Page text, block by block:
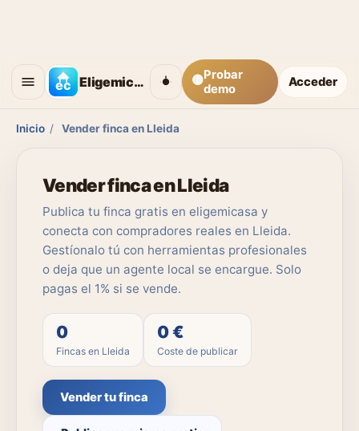
Eligemicasa 🟡Probar
demo
Acceder
Inicio / Vender finca en Lleida
Vender finca en Lleida
Publica tu finca gratis en eligemicasa y
conecta con compradores reales en Lleida.
Gestíonalo tú con herramientas profesionales
o deja que un agente local se encargue. Solo
pagas el 1% si se vende.
0
Fincas en Lleida
0 €
Coste de publicar
Vender tu finca